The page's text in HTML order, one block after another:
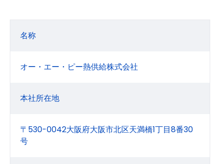
名称
オー・エー・ピー熱供給株式会社
本社所在地
〒530-0042大阪府大阪市北区天満橋1丁目8番30
号